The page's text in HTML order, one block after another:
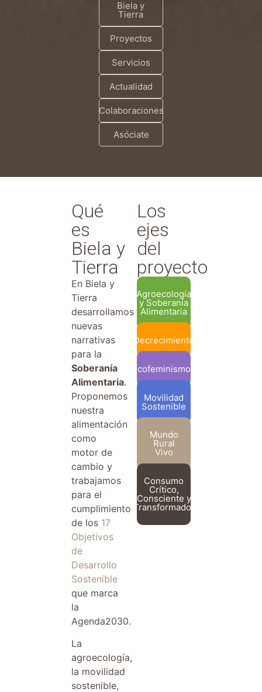
Biela y
Tierra
Proyectos
Servicios
Actualidad
Colaboraciones
Asóciate
Qué
es
Biela y
Tierra
En Biela y
Tierra
desarrollamos
nuevas
narrativas
para la
Soberanía
Alimentaria.
Proponemos
nuestra
alimentación
como
motor de
cambio y
trabajamos
para el
cumplimiento
de los 17
Objetivos
de
Desarrollo
Sostenible
que marca
la
Agenda2030.
La
agroecología,
la movilidad
sostenible,
Los
ejes
del
proyecto
Agroecología
y Soberanía
Alimentaria
Decrecimiento
Ecofeminismos
Movilidad
Sostenible
Mundo
Rural
Vivo
Consumo
Crítico,
Consciente y
Transformador